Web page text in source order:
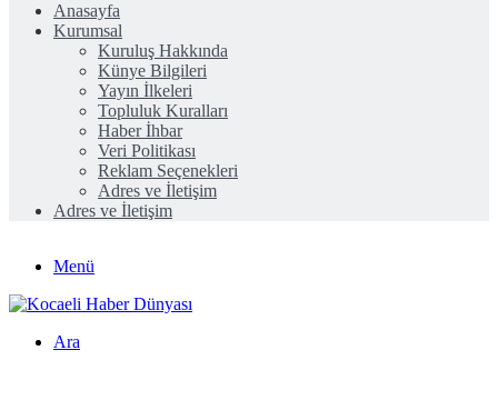
Anasayfa
Kurumsal
Kuruluş Hakkında
Künye Bilgileri
Yayın İlkeleri
Topluluk Kuralları
Haber İhbar
Veri Politikası
Reklam Seçenekleri
Adres ve İletişim
Adres ve İletişim
Menü
Ara